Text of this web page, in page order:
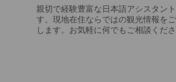
親切で経験豊富な日本語アシスタン
す。現地在住ならではの観光情報を
します。お気軽に何でもご相談くださ